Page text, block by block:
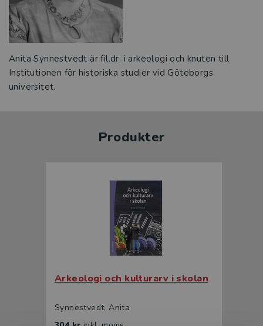
Anita Synnestvedt är fil.dr. i arkeologi och knuten till
Institutionen för historiska studier vid Göteborgs
universitet.
Produkter
Arkeologi och kulturarv i skolan
Synnestvedt, Anita